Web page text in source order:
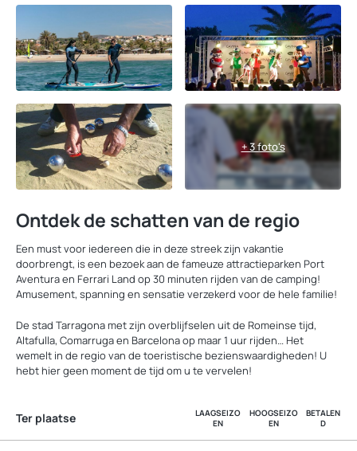
+ 3 foto's
Ontdek de schatten van de regio
Een must voor iedereen die in deze streek zijn vakantie
doorbrengt, is een bezoek aan de fameuze attractieparken Port
Aventura en Ferrari Land op 30 minuten rijden van de camping!
Amusement, spanning en sensatie verzekerd voor de hele familie!
De stad Tarragona met zijn overblijfselen uit de Romeinse tijd,
Altafulla, Comarruga en Barcelona op maar 1 uur rijden… Het
wemelt in de regio van de toeristische bezienswaardigheden! U
hebt hier geen moment de tijd om u te vervelen!
Ter plaatse
LAAGSEIZO
EN
HOOGSEIZO
EN
BETALEN
D